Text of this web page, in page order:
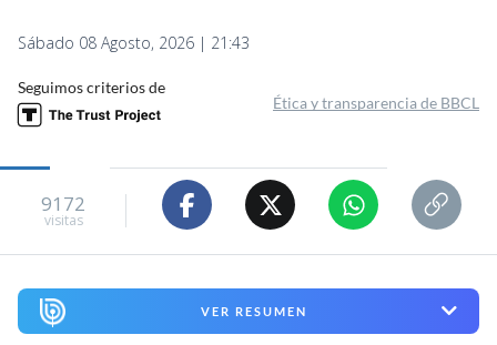
Sábado 08 Agosto, 2026 | 21:43
Seguimos criterios de
Ética y transparencia de BBCL
9172
visitas
VER RESUMEN